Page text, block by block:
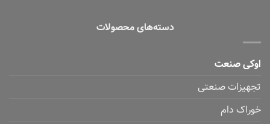
دسته‌های محصولات
اوکی صنعت
تجهیزات صنعتی
خوراک دام